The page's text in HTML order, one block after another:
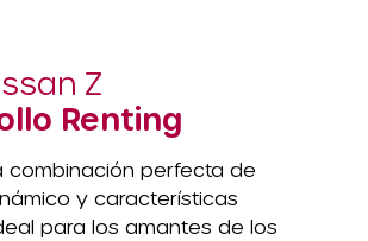
Z
Renting
combinación perfecta de
y características
para los amantes de los